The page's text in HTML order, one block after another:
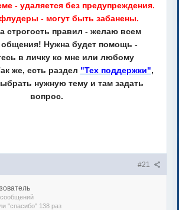
- удаляется без предупреждения.
- могут быть забанены.
строгость правил - желаю всем
общения! Нужна будет помощь -
в личку ко мне или любому
же, есть раздел "Тех поддержки",
нужную тему и там задать
вопрос.
#21
"спасибо" 138 раз